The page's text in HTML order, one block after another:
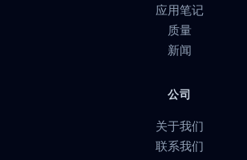
应用笔记
质量
新闻
公司
关于我们
联系我们